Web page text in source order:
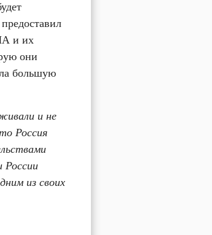
и их
они
большую
и не
Россия
России
из своих